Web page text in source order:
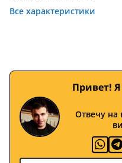
Все характеристики
Привет!
Отвечу